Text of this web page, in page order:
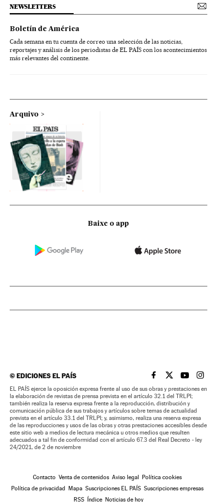
NEWSLETTERS
Boletín de América
Cada semana en tu cuenta de correo una selección de las noticias,
reportajes y análisis de los periodistas de EL PAÍS con los acontecimientos
más relevantes del continente.
Arquivo
Baixe o app
©EDICIONES EL PAÍS EL PAÍS BRASIL EN
EL PAÍSEL PAÍS
EL
EL PAÍS ejerce la oposición expresa frente al uso de sus obras y prestaciones en
la elaboración de revistas de prensa prevista en el artículo 32.1 del TRLPI;
también realiza la reserva expresa frente a la reproducción, distribución y
comunicación pública de sus trabajos y artículos sobre temas de actualidad
prevista en el artículo 33.1 del TRLPI; y, asimismo, realiza una reserva expresa
de las reproducciones y usos de las obras y otras prestaciones accesibles desde
este sitio web a medios de lectura mecánica u otros medios que resulten
adecuados a tal fin de conformidad con el artículo 67.3 del Real Decreto - ley
24/2021, de 2 de noviembre
Contacto Venta de contenidos Aviso legal
Política cookies
Política de privacidad
Mapa Suscripciones EL PAÍS Suscripciones empresas
RSS
Índice Noticias de hoy